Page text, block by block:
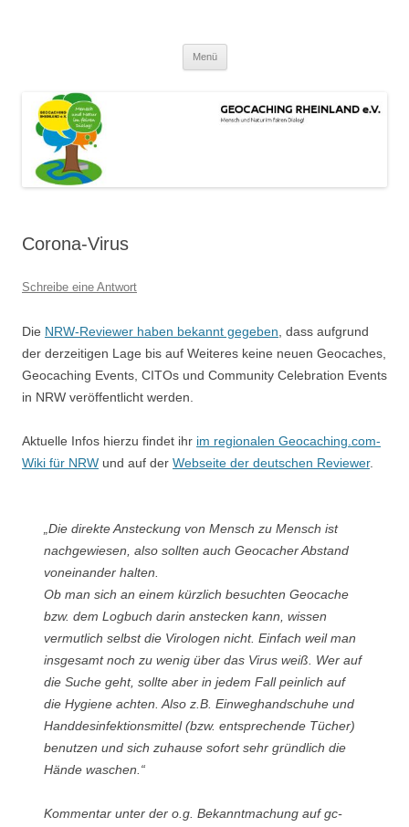
Menü
Corona-Virus
Schreibe eine Antwort
Die NRW-Reviewer haben bekannt gegeben, dass aufgrund
der derzeitigen Lage bis auf Weiteres keine neuen Geocaches,
Geocaching Events, CITOs und Community Celebration Events
in NRW veröffentlicht werden.
Aktuelle Infos hierzu findet ihr im regionalen Geocaching.com-
Wiki für NRW und auf der Webseite der deutschen Reviewer.
„Die direkte Ansteckung von Mensch zu Mensch ist
nachgewiesen, also sollten auch Geocacher Abstand
voneinander halten.
Ob man sich an einem kürzlich besuchten Geocache
bzw. dem Logbuch darin anstecken kann, wissen
vermutlich selbst die Virologen nicht. Einfach weil man
insgesamt noch zu wenig über das Virus weiß. Wer auf
die Suche geht, sollte aber in jedem Fall peinlich auf
die Hygiene achten. Also z.B. Einweghandschuhe und
Handdesinfektionsmittel (bzw. entsprechende Tücher)
benutzen und sich zuhause sofort sehr gründlich die
Hände waschen.“
Kommentar unter der o.g. Bekanntmachung auf gc-